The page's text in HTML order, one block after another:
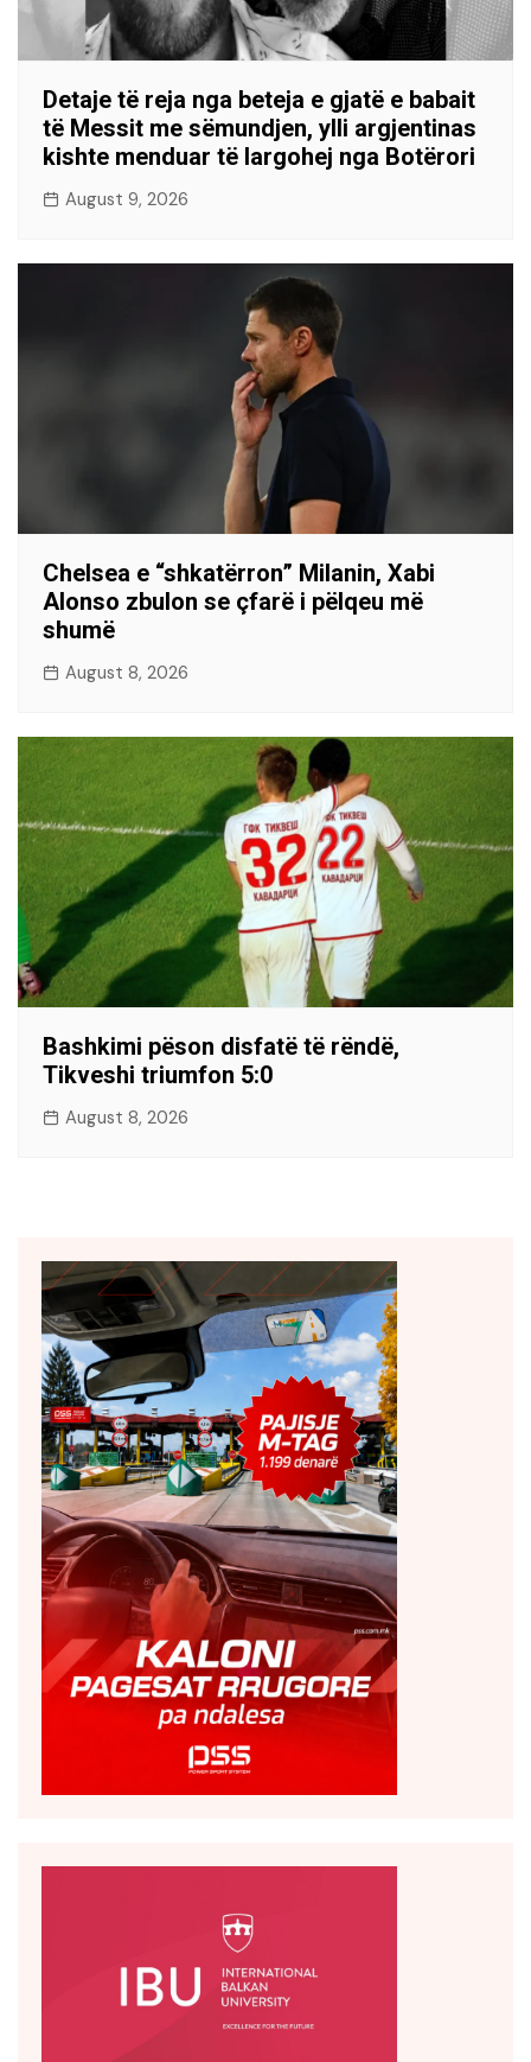
Detaje të reja nga beteja e gjatë e babait
të Messit me sëmundjen, ylli argjentinas
kishte menduar të largohej nga Botërori
August 9, 2026
Chelsea e “shkatërron” Milanin, Xabi
Alonso zbulon se çfarë i pëlqeu më
shumë
August 8, 2026
Bashkimi pëson disfatë të rëndë,
Tikveshi triumfon 5:0
August 8, 2026